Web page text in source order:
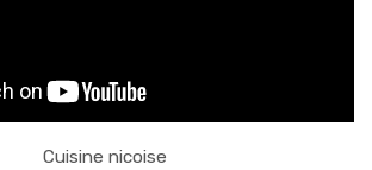
Cuisine nicoise